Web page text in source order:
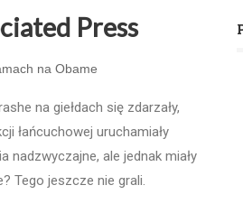
Press
na Obame
na giełdach się zdarzały,
łańcuchowej uruchamiały
nadzwyczajne, ale jednak miały
Tego jeszcze nie grali.